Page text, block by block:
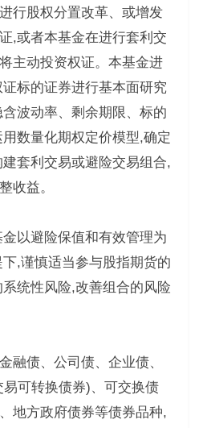
行股权分置改革、或增发
,或者本基金在进行套利交
主动投资权证。本基金进
标的证券进行基本面研究
波动率、剩余期限、标的
数量化期权定价模型,确定
套利交易或避险交易组合,
收益。
以避险保值和有效管理为
,谨慎适当参与股指期货的
统性风险,改善组合的风险
融债、公司债、企业债、
可转换债券)、可交换债
地方政府债券等债券品种,